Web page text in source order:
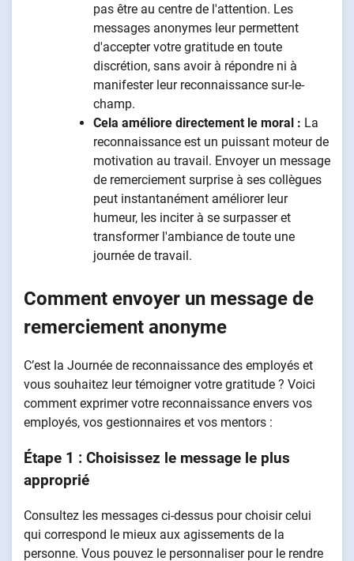
pas être au centre de l'attention. Les
messages anonymes leur permettent
d'accepter votre gratitude en toute
discrétion, sans avoir à répondre ni à
manifester leur reconnaissance sur-le-
champ.
Cela améliore directement le moral : La
reconnaissance est un puissant moteur de
motivation au travail. Envoyer un message
de remerciement surprise à ses collègues
peut instantanément améliorer leur
humeur, les inciter à se surpasser et
transformer l'ambiance de toute une
journée de travail.
Comment envoyer un message de
remerciement anonyme
C’est la Journée de reconnaissance des employés et
vous souhaitez leur témoigner votre gratitude ? Voici
comment exprimer votre reconnaissance envers vos
employés, vos gestionnaires et vos mentors :
Étape 1 : Choisissez le message le plus
approprié
Consultez les messages ci-dessus pour choisir celui
qui correspond le mieux aux agissements de la
personne. Vous pouvez le personnaliser pour le rendre